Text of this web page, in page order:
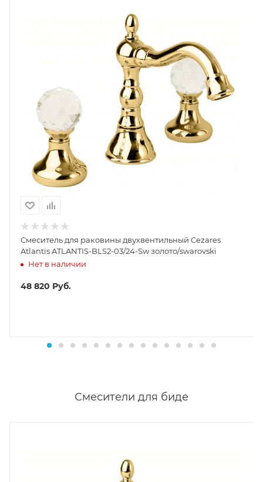
Смеситель для раковины двухвентильный Cezares
Atlantis ATLANTIS-BLS2-03/24-Sw золото/swarovski
Нет в наличии
48 820 Руб.
Смесители для биде